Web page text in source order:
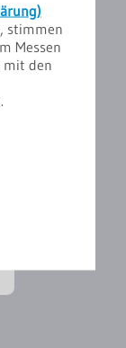
stimmen
Messen
mit den